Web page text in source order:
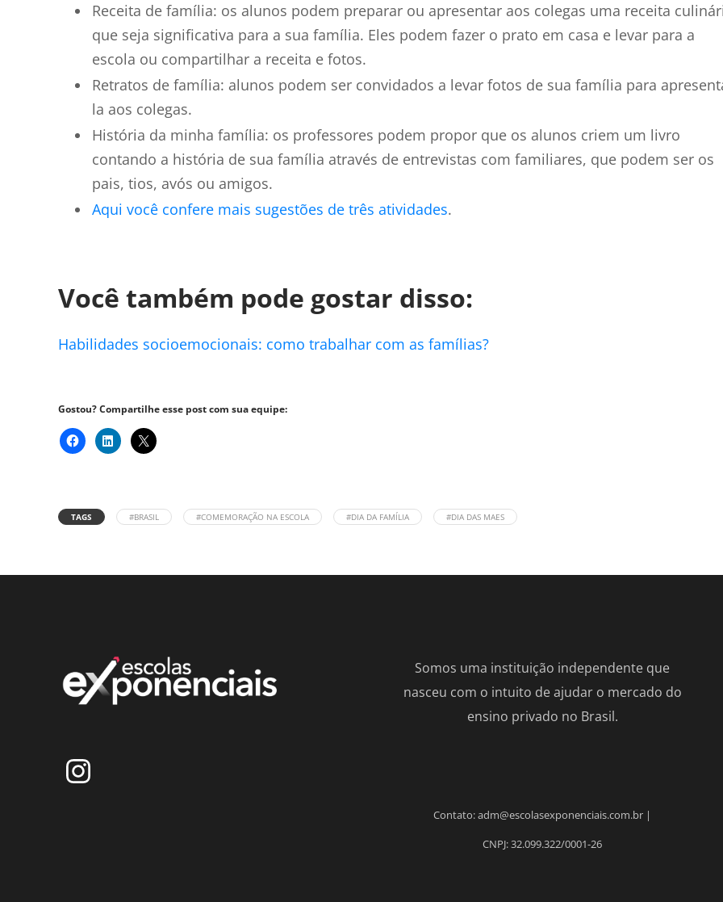
Receita de família: os alunos podem preparar ou apresentar aos colegas uma receita
que seja significativa para a sua família. Eles podem fazer o prato em casa e levar para a
escola ou compartilhar a receita e fotos.
Retratos de família: alunos podem ser convidados a levar fotos de sua família para
la aos colegas.
História da minha família: os professores podem propor que os alunos criem um livro
contando a história de sua família através de entrevistas com familiares, que podem ser os
pais, tios, avós ou amigos.
Aqui você confere mais sugestões de três atividades.
Você também pode gostar disso:
Habilidades socioemocionais: como trabalhar com as famílias?
Gostou? Compartilhe esse post com sua equipe:
TAGS #BRASIL #COMEMORAÇÃO NA ESCOLA #DIA DA FAMÍLIA #DIA DAS MAES
Somos uma instituição independente que
nasceu com o intuito de ajudar o mercado do
ensino privado no Brasil.
Contato: adm@escolasexponenciais.com.br |
CNPJ: 32.099.322/0001-26